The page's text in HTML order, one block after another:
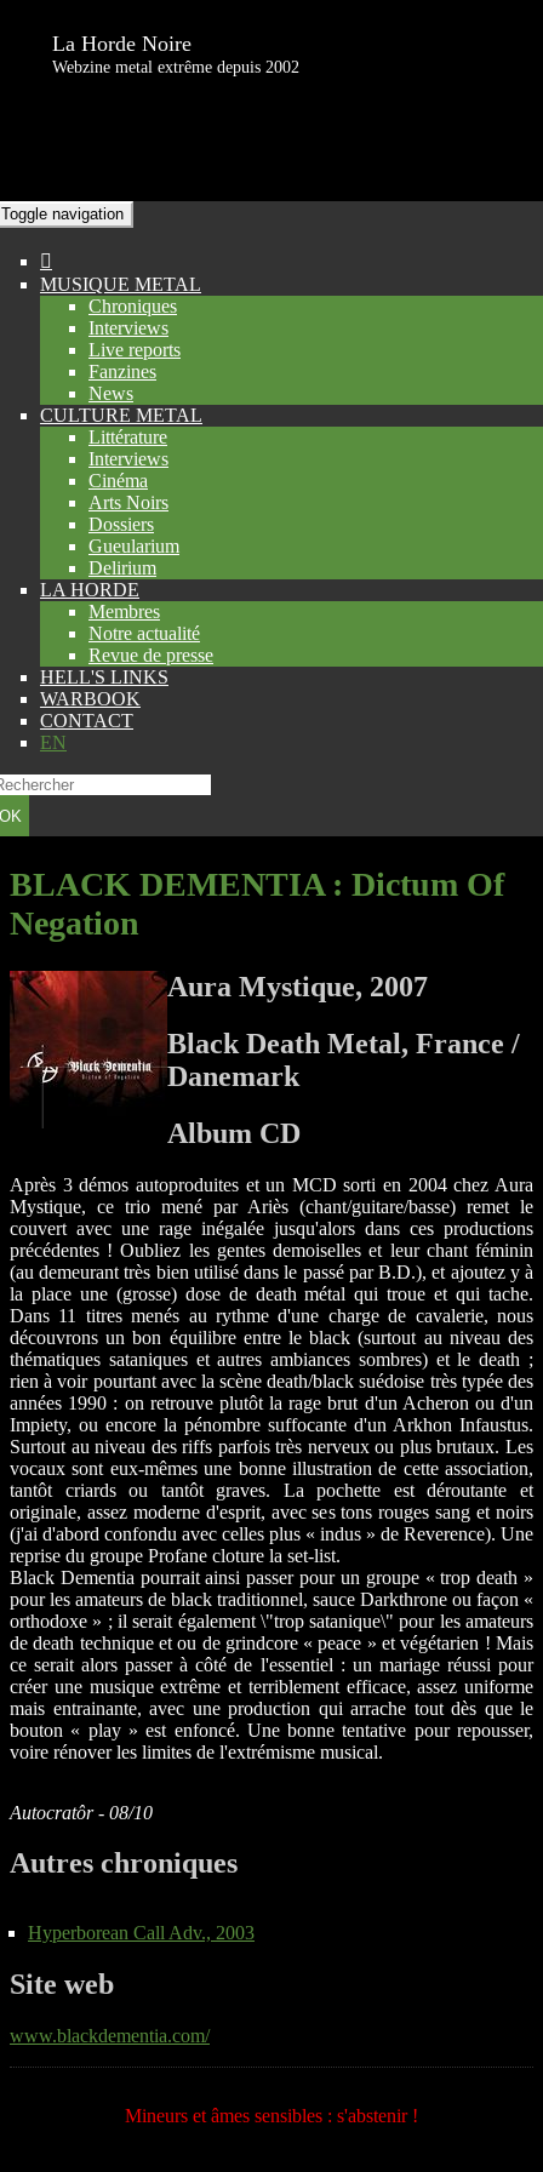
La Horde Noire
Webzine metal extrême depuis 2002
Toggle navigation
MUSIQUE METAL
Chroniques
Interviews
Live reports
Fanzines
News
CULTURE METAL
Littérature
Interviews
Cinéma
Arts Noirs
Dossiers
Gueularium
Delirium
LA HORDE
Membres
Notre actualité
Revue de presse
HELL'S LINKS
WARBOOK
CONTACT
EN
OK
BLACK DEMENTIA: Dictum Of
Negation
Aura Mystique, 2007
Black Death Metal, France /
Danemark
Album CD
Après 3 démos autoproduites et un MCD sorti en 2004 chez Aura
Mystique, ce trio mené par Ariès (chant/guitare/basse) remet le
couvert avec une rage inégalée jusqu'alors dans ces productions
précédentes ! Oubliez les gentes demoiselles et leur chant féminin
(au demeurant très bien utilisé dans le passé par B.D.), et ajoutez y à
la place une (grosse) dose de death métal qui troue et qui tache.
Dans 11 titres menés au rythme d'une charge de cavalerie, nous
découvrons un bon équilibre entre le black (surtout au niveau des
thématiques sataniques et autres ambiances sombres) et le death ;
rien à voir pourtant avec la scène death/black suédoise très typée des
années 1990 : on retrouve plutôt la rage brut d'un Acheron ou d'un
Impiety, ou encore la pénombre suffocante d'un Arkhon Infaustus.
Surtout au niveau des riffs parfois très nerveux ou plus brutaux. Les
vocaux sont eux-mêmes une bonne illustration de cette association,
tantôt criards ou tantôt graves. La pochette est déroutante et
originale, assez moderne d'esprit, avec ses tons rouges sang et noirs
(j'ai d'abord confondu avec celles plus « indus » de Reverence). Une
reprise du groupe Profane cloture la set-list.
Black Dementia pourrait ainsi passer pour un groupe « trop death »
pour les amateurs de black traditionnel, sauce Darkthrone ou façon «
orthodoxe » ; il serait également \"trop satanique\" pour les amateurs
de death technique et ou de grindcore « peace » et végétarien ! Mais
ce serait alors passer à côté de l'essentiel : un mariage réussi pour
créer une musique extrême et terriblement efficace, assez uniforme
mais entrainante, avec une production qui arrache tout dès que le
bouton « play » est enfoncé. Une bonne tentative pour repousser,
voire rénover les limites de l'extrémisme musical.
Autocratôr - 08/10
Autres chroniques
Hyperborean Call Adv., 2003
Site web
www.blackdementia.com/
Mineurs et âmes sensibles : s'abstenir !